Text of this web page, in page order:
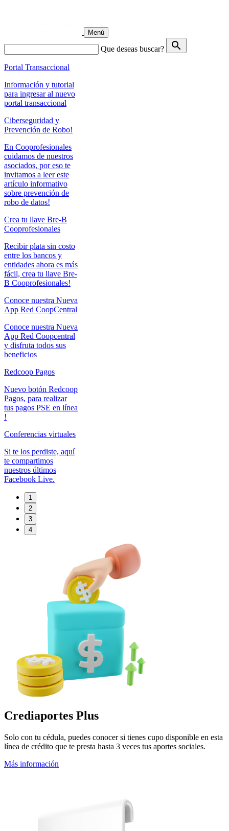
Menú
Que deseas buscar? search
Portal Transaccional
Información y tutorial
para ingresar al nuevo
portal transaccional
Ciberseguridad y
Prevención de Robo!
En Cooprofesionales
cuidamos de nuestros
asociados, por eso te
invitamos a leer este
artículo informativo
sobre prevención de
robo de datos!
Crea tu llave Bre-B
Cooprofesionales
Recibir plata sin costo
entre los bancos y
entidades ahora es más
fácil, crea tu llave Bre-
B Cooprofesionales!
Conoce nuestra Nueva
App Red CoopCentral
Conoce nuestra Nueva
App Red Coopcentral
y disfruta todos sus
beneficios
Redcoop Pagos
Nuevo botón Redcoop
Pagos, para realizar
tus pagos PSE en línea
!
Conferencias virtuales
Si te los perdiste, aquí
te compartimos
nuestros últimos
Facebook Live.
1
2
3
4
Crediaportes Plus
Solo con tu cédula, puedes conocer si tienes cupo disponible en esta
línea de crédito que te presta hasta 3 veces tus aportes sociales.
Más información